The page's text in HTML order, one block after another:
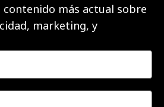
contenido más actual sobre
marketing, y